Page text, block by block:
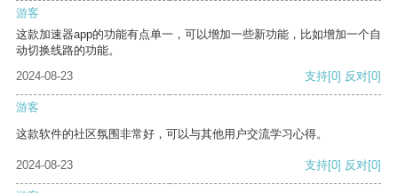
游客
这款加速器app的功能有点单一，可以增加一些新功能，比如增加一个自
动切换线路的功能。
2024-08-23
支持[0] 反对[0]
游客
这款软件的社区氛围非常好，可以与其他用户交流学习心得。
2024-08-23 支持[0] 反对[0]